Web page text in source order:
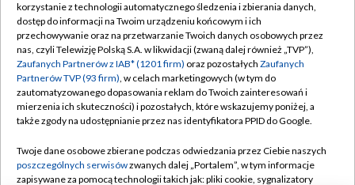
TVP
Abonament TVP
Emisja w TVP
Centrum informacji TVP
Naziemna Telewizja Cyfrowa
Rada Programowa
Regulamin TVP
Polityka prywatności
Moje zgody
Pomoc
Kontakt
korzystanie z technologii automatycznego śledzenia i zbierania danych,
dostęp do informacji na Twoim urządzeniu końcowym i ich
przechowywanie oraz na przetwarzanie Twoich danych osobowych przez
nas, czyli Telewizję Polską S.A. w likwidacji (zwaną dalej również „TVP”),
Zaufanych Partnerów z IAB* (1201 firm) oraz pozostałych Zaufanych
Partnerów TVP (93 firm), w celach marketingowych (w tym do
zautomatyzowanego dopasowania reklam do Twoich zainteresowań i
mierzenia ich skuteczności) i pozostałych, które wskazujemy poniżej, a
także zgody na udostępnianie przez nas identyfikatora PPID do Google.
Twoje dane osobowe zbierane podczas odwiedzania przez Ciebie naszych
poszczególnych serwisówzwanych dalej „Portalem”, w tym informacje
zapisywane za pomocą technologii takich jak: pliki cookie, sygnalizatory